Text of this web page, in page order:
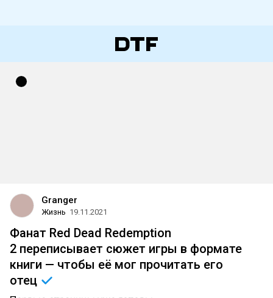
Granger
Жизнь 19.11.2021
Фанат Red Dead Redemption
2 переписывает сюжет игры в формате
книги — чтобы её мог прочитать его
отец